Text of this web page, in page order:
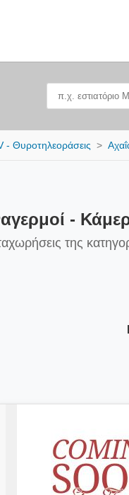
- Θυροτηλεοράσεις
-
της